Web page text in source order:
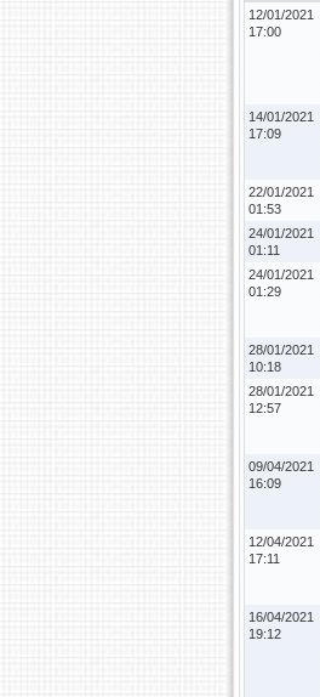
12/01/2021
17:00
14/01/2021
17:09
22/01/2021
01:53
24/01/2021
01:11
24/01/2021
01:29
28/01/2021
10:18
28/01/2021
12:57
09/04/2021
16:09
12/04/2021
17:11
16/04/2021
19:12